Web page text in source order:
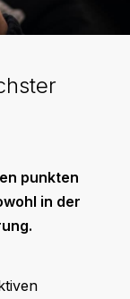
punkten
in der